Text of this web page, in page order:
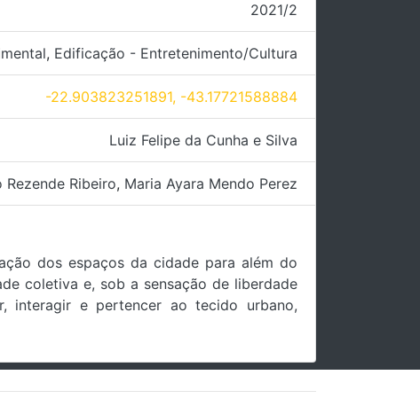
2021/2
, Edificação - Entretenimento/Cultura
-22.903823251891, -43.17721588884
Luiz Felipe da Cunha e Silva
Rezende Ribeiro, Maria Ayara Mendo Perez
dos espaços da cidade para além do
coletiva e, sob a sensação de liberdade
interagir e pertencer ao tecido urbano,